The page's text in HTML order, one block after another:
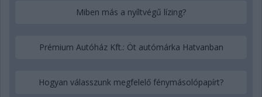
Miben más a nyíltvégű lízing?
Prémium Autóház Kft.: Öt autómárka Hatvanban
Hogyan válasszunk megfelelő fénymásolópapírt?